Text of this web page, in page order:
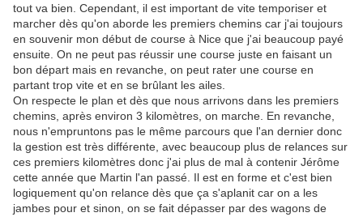
tout va bien. Cependant, il est important de vite temporiser et
marcher dès qu'on aborde les premiers chemins car j'ai toujours
en souvenir mon début de course à Nice que j'ai beaucoup payé
ensuite. On ne peut pas réussir une course juste en faisant un
bon départ mais en revanche, on peut rater une course en
partant trop vite et en se brûlant les ailes.
On respecte le plan et dès que nous arrivons dans les premiers
chemins, après environ 3 kilomètres, on marche. En revanche,
nous n'empruntons pas le même parcours que l'an dernier donc
la gestion est très différente, avec beaucoup plus de relances sur
ces premiers kilomètres donc j'ai plus de mal à contenir Jérôme
cette année que Martin l'an passé. Il est en forme et c'est bien
logiquement qu'on relance dès que ça s'aplanit car on a les
jambes pour et sinon, on se fait dépasser par des wagons de